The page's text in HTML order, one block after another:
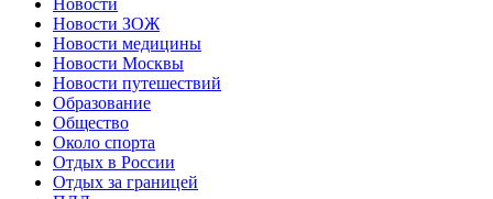
Новости
Новости ЗОЖ
Новости медицины
Новости Москвы
Новости путешествий
Образование
Общество
Около спорта
Отдых в России
Отдых за границей